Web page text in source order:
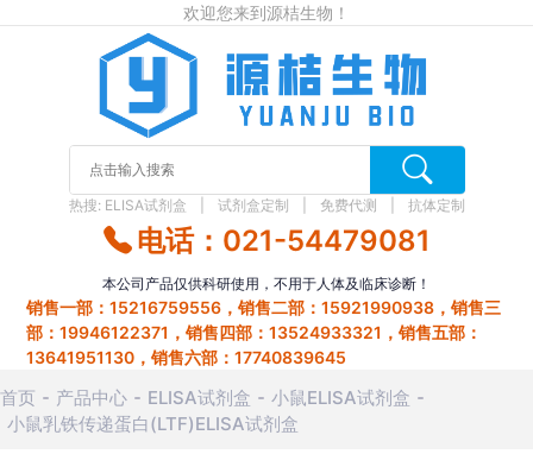
欢迎您来到源桔生物！
热搜: ELISA试剂盒 试剂盒定制 免费代测 抗体定制
电话：021-54479081
本公司产品仅供科研使用，不用于人体及临床诊断！
销售一部：15216759556，销售二部：15921990938，销售三
部：19946122371，销售四部：13524933321，销售五部：
13641951130，销售六部：17740839645
首页 产品中心 ELISA试剂盒
小鼠ELISA试剂盒
小鼠乳铁传递蛋白(LTF)ELISA试剂盒